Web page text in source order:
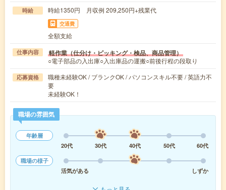
時給 時給1350円 月収例 209,250円+残業代
交通費
全額支給
仕事内容 軽作業（仕分け・ピッキング・検品、商品管理）
○電子部品の入出庫○入出庫品の運搬○前後行程の段取り
応募資格
職種未経験OK / ブランクOK / パソコンスキル不要 / 英語力不
要
未経験OK！
職場の雰囲気
年齢層
20代
30代 40代 50代
60代
職場の様子
活気がある
しずか